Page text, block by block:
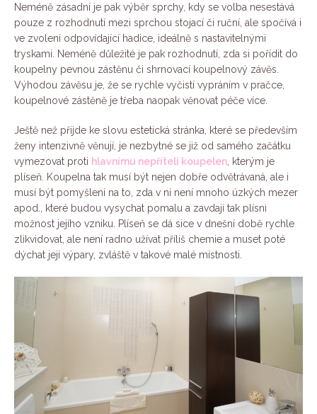
Neméně zásadní je pak výběr sprchy, kdy se volba nesestává
pouze z rozhodnutí mezi sprchou stojací či ruční, ale spočívá i
ve zvolení odpovídající hadice, ideálně s nastavitelnými
tryskami. Neméně důležité je pak rozhodnutí, zda si pořídit do
koupelny pevnou zástěnu či shrnovací koupelnový závěs.
Výhodou závěsu je, že se rychle vyčistí vypráním v pračce,
koupelnové zástěně je třeba naopak věnovat péče více.
Ještě než přijde ke slovu estetická stránka, které se především
ženy intenzivně věnují, je nezbytné se již od samého začátku
vymezovat proti hlavnímu nepříteli koupelen , kterým je
plíseň. Koupelna tak musí být nejen dobře odvětrávaná, ale i
musí být pomyšlení na to, zda v ní není mnoho úzkých mezer
apod., které budou vysychat pomalu a zavdají tak plísni
možnost jejího vzniku. Plíseň se dá sice v dnešní době rychle
zlikvidovat, ale není radno užívat příliš chemie a muset poté
dýchat její výpary, zvláště v takové malé místnosti.